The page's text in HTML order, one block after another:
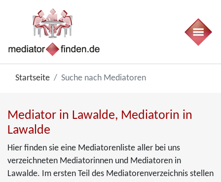
Startseite Suche nach Mediatoren
Mediator in Lawalde, Mediatorin in
Lawalde
Hier finden sie eine Mediatorenliste aller bei uns
verzeichneten Mediatorinnen und Mediatoren in
Lawalde. Im ersten Teil des Mediatorenverzeichnis stellen